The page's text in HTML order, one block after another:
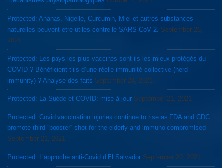
Protected: Ananas, Nigelle, Curcumin, Miel et autres substances
naturelles peuvent etre utiles contre le SARS CoV 2. September 26,
2021
Protected: Les pays les plus vaccinés sont-ils les mieux protégés du
COVID ? Bénéficient t’ils d’une réelle immunité collective (herd
immunity) ? Analyse des faits September 24, 2021
Protected: La Suède et COVID: mise à jour September 21, 2021
Protected: Covid vaccination injuries continue to rise as FDA and CDC
promote third “booster” shot for the elderly and immuno-compromised
September 21, 2021
Protected: L’approche anti-Covid d’El Salvador September 20, 2021